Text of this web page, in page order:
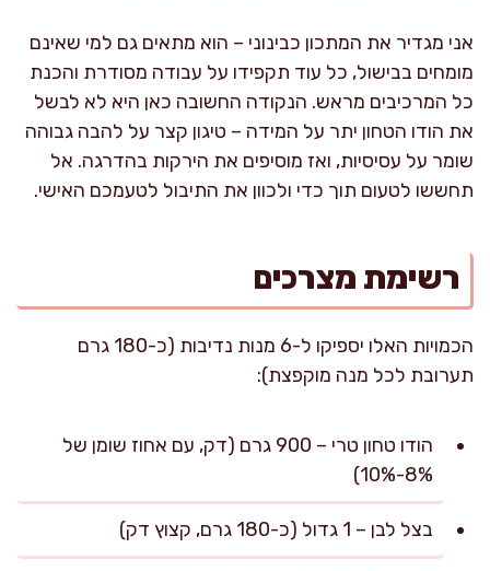
אני מגדיר את המתכון כבינוני – הוא מתאים גם למי שאינם
מומחים בבישול, כל עוד תקפידו על עבודה מסודרת והכנת
כל המרכיבים מראש. הנקודה החשובה כאן היא לא לבשל
את הודו הטחון יתר על המידה – טיגון קצר על להבה גבוהה
שומר על עסיסיות, ואז מוסיפים את הירקות בהדרגה. אל
תחששו לטעום תוך כדי ולכוון את התיבול לטעמכם האישי.
רשימת מצרכים
הכמויות האלו יספיקו ל-6 מנות נדיבות (כ-180 גרם
תערובת לכל מנה מוקפצת):
הודו טחון טרי – 900 גרם (דק, עם אחוז שומן של
8%-10%)
בצל לבן – 1 גדול (כ-180 גרם, קצוץ דק)